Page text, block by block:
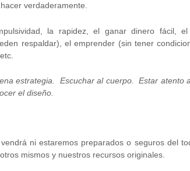
verdaderamente.
la rapidez, el ganar dinero fácil, el
respaldar), el emprender (sin tener
estrategia. Escuchar al cuerpo. Estar atento
el diseño.
ni estaremos preparados o seguros del
mismos y nuestros recursos originales.